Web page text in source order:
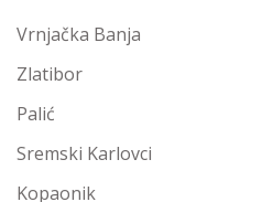
Vrnjačka Banja
Zlatibor
Palić
Sremski Karlovci
Kopaonik